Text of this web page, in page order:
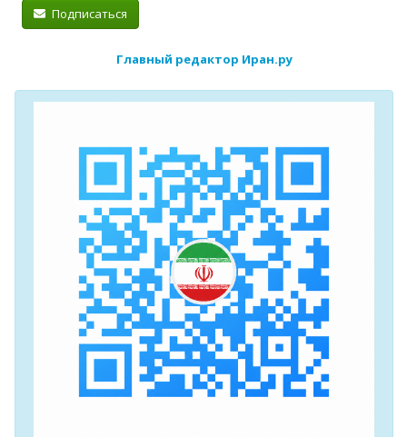
Подписаться
Главный редактор Иран.ру